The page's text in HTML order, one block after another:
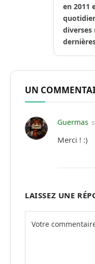
en 2011
diverses
UN
Guermas
Merci ! :)
LAISSEZ UNE